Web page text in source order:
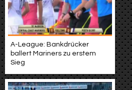
A-League: Bankdrücker
ballert Mariners zu erstem
Sieg